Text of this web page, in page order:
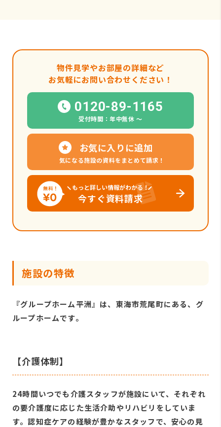
物件見学やお部屋の詳細など
お気軽にお問い合わせください！
0120-89-1165
受付時間：年中無休 〜
お気に入りに追加
気になる施設の資料をまとめて請求！
もっと詳しい情報がわかる！
今すぐ資料請求
施設の特徴
『グループホーム平洲』は、東海市荒尾町にある、グ
ループホームです。
【介護体制】
24時間いつでも介護スタッフが施設にいて、それぞれ
の要介護度に応じた生活介助やリハビリをしていま
す。認知症ケアの経験が豊かなスタッフで、安心の見